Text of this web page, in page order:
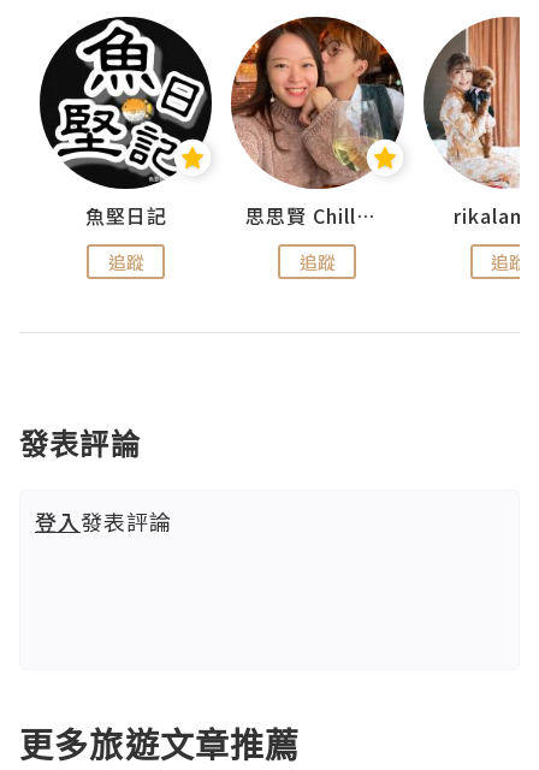
魚堅日記
追蹤
思思賢 ChillMyBabe
追蹤 追蹤
發表評論
登入發表評論
更多旅遊文章推薦